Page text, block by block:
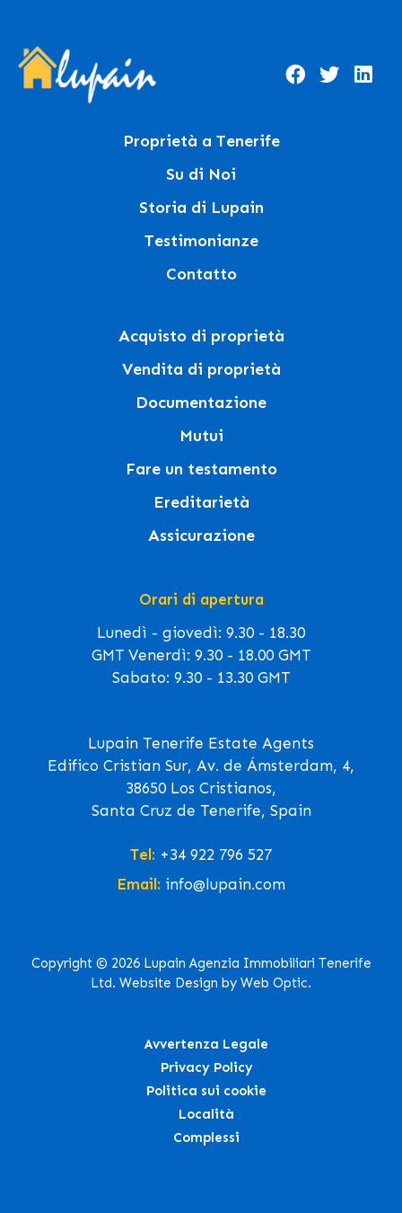
Proprietà a Tenerife
Su di Noi
Storia di Lupain
Testimonianze
Contatto
Acquisto di proprietà
Vendita di proprietà
Documentazione
Mutui
Fare un testamento
Ereditarietà
Assicurazione
Orari di apertura
Lunedì - giovedì: 9.30 - 18.30
GMT Venerdì: 9.30 - 18.00 GMT
Sabato: 9.30 - 13.30 GMT
Lupain Tenerife Estate Agents
Edifico Cristian Sur, Av. de Ámsterdam, 4,
38650 Los Cristianos,
Santa Cruz de Tenerife, Spain
Tel: +34 922 796 527
Email: info@lupain.com
Copyright © 2026 Lupain Agenzia Immobiliari Tenerife
Ltd. Website Design by Web Optic.
Avvertenza Legale
Privacy Policy
Politica sui cookie
Località
Complessi